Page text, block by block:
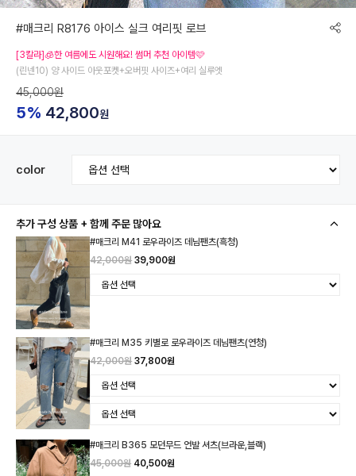
#매크리 R8176 아이스 실크 여리핏 로브
[3칼라]🧊한 여름에도 시원해요! 썸머 추천 아이템🩷
(린넨10) 양 사이드 아웃포켓+오버핏 사이즈+여리 실루엣
45,000원
5% 42,800원
color
추가 구성 상품 + 함께 주문 많아요
#매크리 M41 로우라이즈 데님팬츠(흑청)
42,000원 39,900원
#매크리 M35 키별로 로우라이즈 데님팬츠(연청)
42,000원 37,800원
#매크리 B365 모던무드 언발 셔츠(브라운,블랙)
45,000원 40,500원